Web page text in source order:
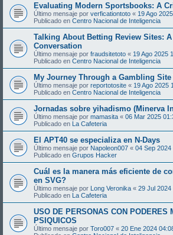
Evaluating Modern Sportsbooks: A
Último mensaje por verficationtoto « 19 Ago
Publicado en Centro Nacional de Inteligencia
Talking About Betting Review Sites:
Conversation
Último mensaje por fraudsitetoto « 19 Ago 2025
Publicado en Centro Nacional de Inteligencia
My Journey Through a Gambling
Último mensaje por reportotosite « 19 Ago 2025
Publicado en Centro Nacional de Inteligencia
Jornadas sobre yihadismo (Minerva
Último mensaje por mamasita « 06 Mar 2025
Publicado en La Cafeteria
El APT40 se especializa en N-Days
Último mensaje por Napoleon007 « 04 Sep 2024
Publicado en Grupos Hacker
Cuál es la manera más eficiente de
en SVG?
Último mensaje por Long Veronika « 29 Jul 2024
Publicado en La Cafeteria
USO DE PERSONAS CON PODERES
PSIQUICOS
Último mensaje por Toro007 « 20 Ene 2024